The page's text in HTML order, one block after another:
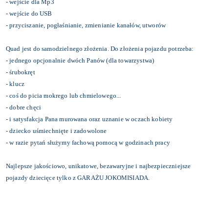
- wejście dla Mp3
- wejście do USB
- przyciszanie, pogłaśnianie, zmienianie kanałów, utworów
Quad jest do samodzielnego złożenia. Do złożenia pojazdu potrzeba:
- jednego opcjonalnie dwóch Panów (dla towarzystwa)
- śrubokręt
- klucz
- coś do picia mokrego lub chmielowego...
- dobre chęci
- i satysfakcja Pana murowana oraz uznanie w oczach kobiety
- dziecko uśmiechnięte i zadowolone
- w razie pytań służymy fachową pomocą w godzinach pracy
Najlepsze jakościowo, unikatowe, bezawaryjne i najbezpieczniejsze
pojazdy dziecięce tylko z GARAŻU JOKOMISIADA.